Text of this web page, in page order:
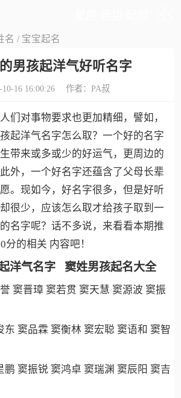
名 / 宝宝起名
男孩起洋气好听名字
10-16 16:00:26 作者： PA叔
们对事物要求也更加精细，譬如，
起洋气名字怎么取？一个好的名字
带来或多或少的好运气，更周边的
外，一个好名字还蕴含了父母长辈
。现如今，好名字很多，但是好听
很少，应该怎么取才给孩子取到一
名字呢？话不多说，来看看本期推
的相关 内容吧！
洋气名字 窦姓男孩起名大全
窦晋璋 窦若贯 窦天慧 窦源波 窦振
东 窦品霖 窦衡林 窦宏聪 窦语和 窦智
鹏 窦振锐 窦鸿卓 窦瑞渊 窦辰阳 窦吉